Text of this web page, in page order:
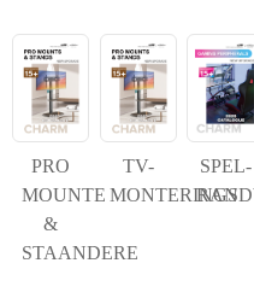
PRO
MOUNTE
&
STAANDERE
TV-
MONTERINGS
SPEL-